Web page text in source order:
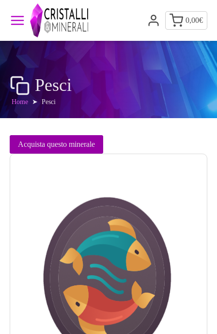
0,00€
Pesci
Home ➤ Pesci
Acquista questo minerale